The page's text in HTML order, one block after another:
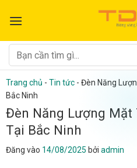
qua
dung
Tìm
kiếm:
Trang chủ - Tin tức - Đèn Năng
Bắc Ninh
Đèn Năng Lượng Mặt
Tại Bắc Ninh
Đăng vào 14/08/2025 bởi admin